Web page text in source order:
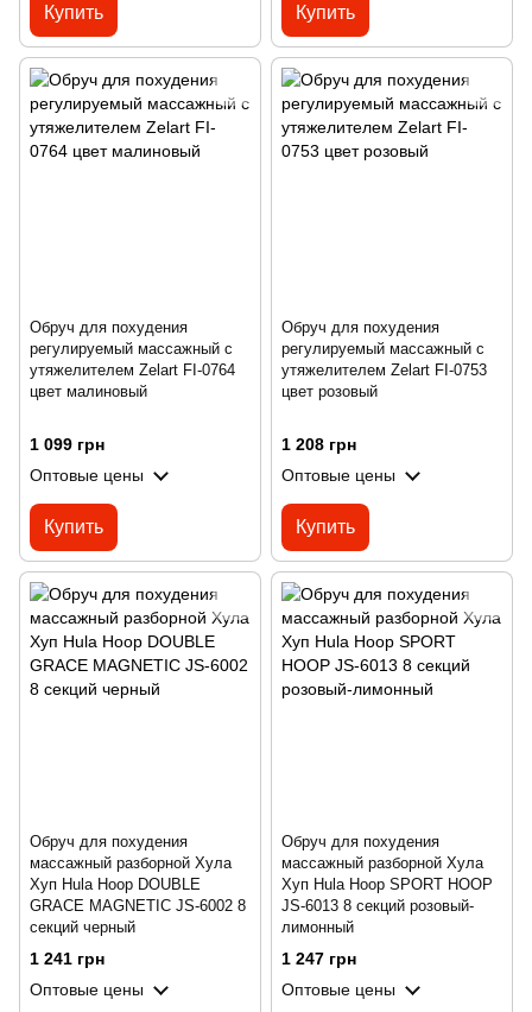
Купить Купить
Обруч для похудения
регулируемый массажный с
утяжелителем Zelart FI-0764
цвет малиновый
1 099 грн
Оптовые цены
Купить
Обруч для похудения
регулируемый массажный с
утяжелителем Zelart FI-0753
цвет розовый
1 208 грн
Оптовые цены
Купить
Обруч для похудения
массажный разборной Хула
Хуп Hula Hoop DOUBLE
GRACE MAGNETIC JS-6002 8
секций черный
1 241 грн
Оптовые цены
Обруч для похудения
массажный разборной Хула
Хуп Hula Hoop SPORT HOOP
JS-6013 8 секций розовый-
лимонный
1 247 грн
Оптовые цены